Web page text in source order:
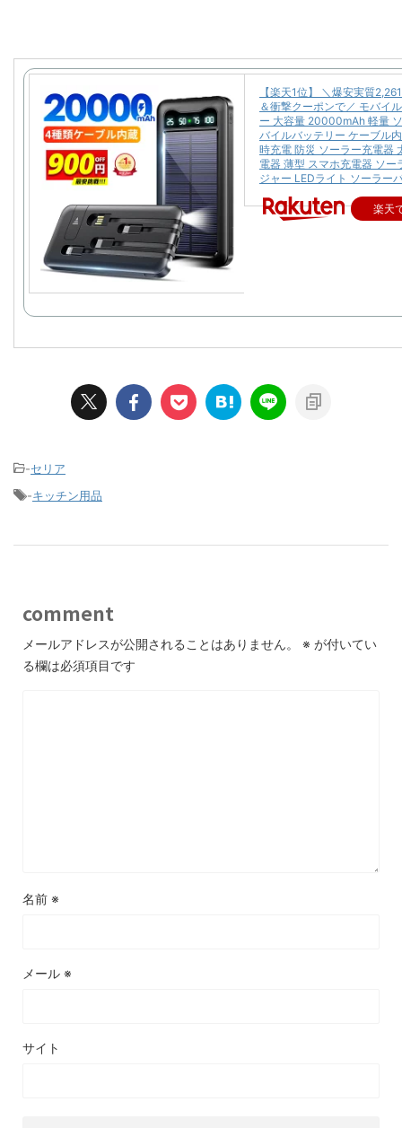
【楽天1位】 ＼爆安実質
＆衝撃クーポンで／ モバイ
ー 大容量 20000mAh 軽量
バイルバッテリー ケーブル
時充電 防災 ソーラー充電器
電器 薄型 スマホ充電器 ソー
ジャー LEDライト ソーラー
楽天
-セリア
-キッチン用品
comment
メールアドレスが公開されることはありません。 ※ が付いてい
る欄は必須項目です
名前 ※
メール ※
サイト